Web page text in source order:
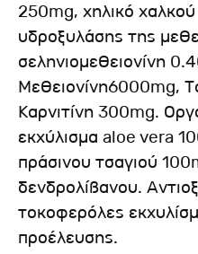
250mg, χηλικό
υδροξυλάσης της
σεληνιομεθειονίνη
Μεθειονίνη6000mg,
Καρνιτίνη 300mg.
εκχύλισμα aloe vera
πράσινου τσαγιού
δενδρολίβανου.
τοκοφερόλες
προέλευσης.